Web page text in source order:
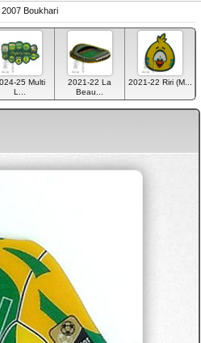
2007 Boukhari
25 Multi
L...
2021-22 La
Beau...
2021-22 Riri (M...